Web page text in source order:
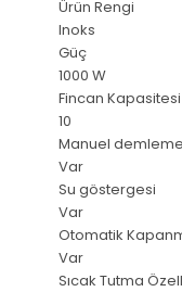
Ürün Rengi
Inoks
Güç
1000 W
Fincan Kapasitesi
10
Manuel
Var
Su göstergesi
Var
Otomatik
Var
Sıcak Tutma